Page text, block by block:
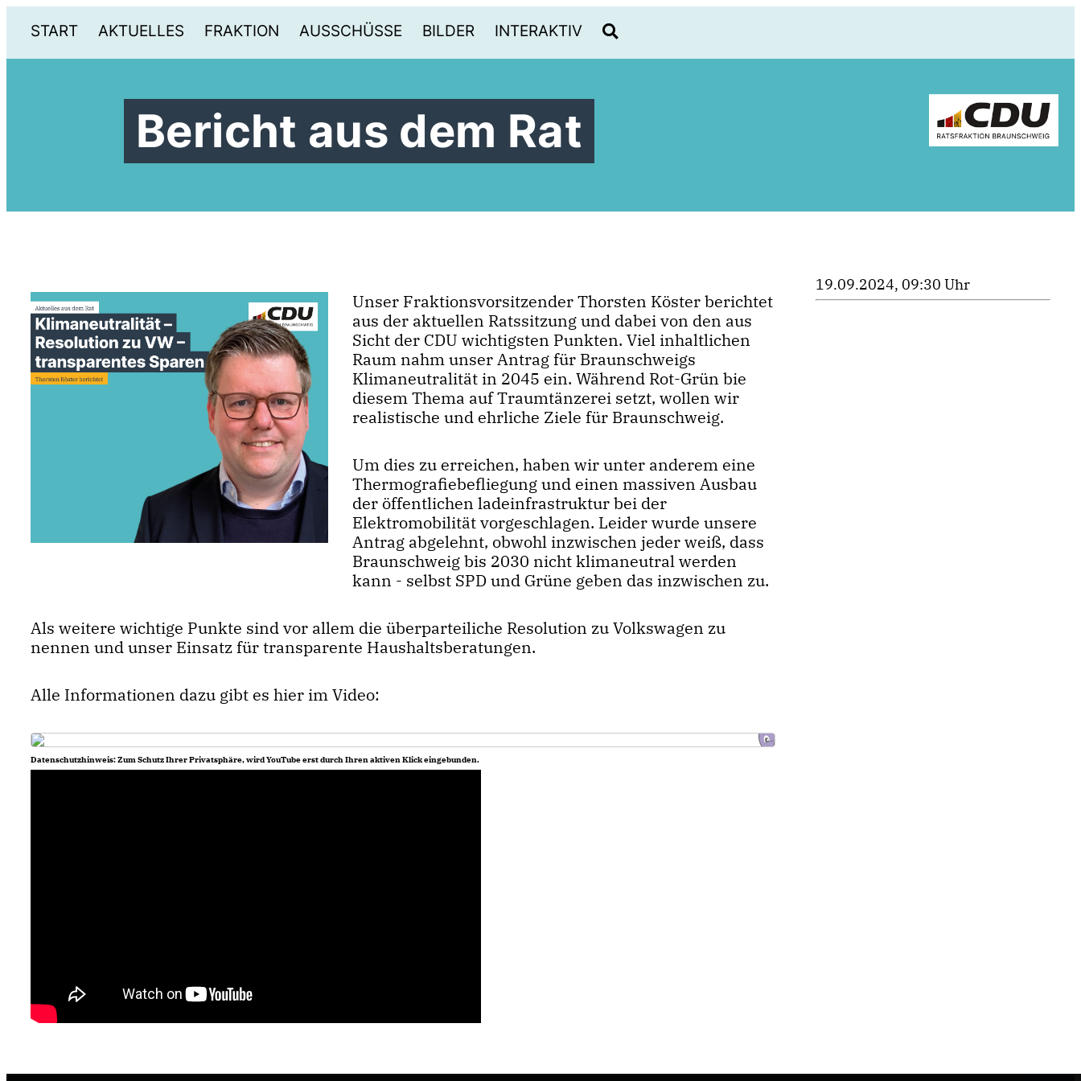
START AKTUELLES FRAKTION AUSSCHÜSSE BILDER INTERAKTIV
Bericht aus dem Rat
Unser Fraktionsvorsitzender Thorsten Köster berichtet
aus der aktuellen Ratssitzung und dabei von den aus
Sicht der CDU wichtigsten Punkten. Viel inhaltlichen
Raum nahm unser Antrag für Braunschweigs
Klimaneutralität in 2045 ein. Während Rot-Grün bie
diesem Thema auf Traumtänzerei setzt, wollen wir
realistische und ehrliche Ziele für Braunschweig.
Um dies zu erreichen, haben wir unter anderem eine
Thermografiebefliegung und einen massiven Ausbau
der öffentlichen ladeinfrastruktur bei der
Elektromobilität vorgeschlagen. Leider wurde unsere
Antrag abgelehnt, obwohl inzwischen jeder weiß, dass
Braunschweig bis 2030 nicht klimaneutral werden
kann - selbst SPD und Grüne geben das inzwischen zu.
Als weitere wichtige Punkte sind vor allem die überparteiliche Resolution zu Volkswagen zu
nennen und unser Einsatz für transparente Haushaltsberatungen.
Alle Informationen dazu gibt es hier im Video:
Datenschutzhinweis: Zum Schutz Ihrer Privatsphäre, wird YouTube erst durch Ihren aktiven Klick eingebunden.
19.09.2024, 09:30 Uhr